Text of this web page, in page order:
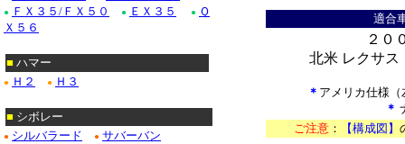
適合
２０
北米 レクサス
＊ アメリカ仕様
＊
ご注意 ： 【構成図】
● ＦＸ３５/ＦＸ５０ ● ＥＸ３５ ● Ｑ
Ｘ５６
■ ハマー
● Ｈ２ ● Ｈ３
■ シボレー
● シルバラード ● サバーバン